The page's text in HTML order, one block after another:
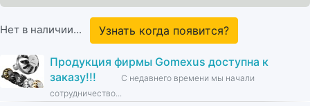
Нет в наличии... Узнать когда появится?
Продукция фирмы Gomexus доступна к
заказу!!!
С недавнего времени мы начали
сотрудничество...